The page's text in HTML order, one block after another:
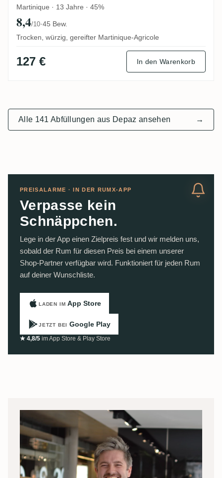
Martinique · 13 Jahre · 45%
8,4/10·45 Bew.
Trocken, würzig, gereifter Martinique-Agricole
127 € In den Warenkorb
Alle 141 Abfüllungen aus Depaz ansehen →
PREISALARME · IN DER RUMX-APP
Verpasse kein
Schnäppchen.
Lege in der App einen Zielpreis fest und wir melden uns,
sobald der Rum für diesen Preis bei einem unserer
Shop-Partner verfügbar wird. Funktioniert für jeden Rum
auf deiner Wunschliste.
LADEN IM App Store
JETZT BEI Google Play
★ 4,8/5 im App Store & Play Store